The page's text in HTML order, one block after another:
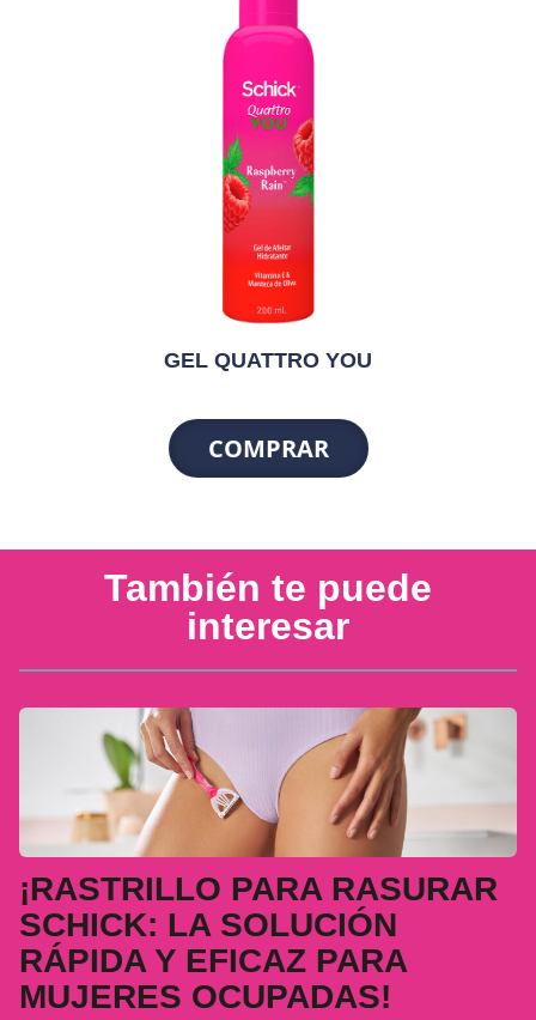
GEL QUATTRO YOU
COMPRAR
También te puede
interesar
¡RASTRILLO PARA RASURAR
SCHICK: LA SOLUCIÓN
RÁPIDA Y EFICAZ PARA
MUJERES OCUPADAS!